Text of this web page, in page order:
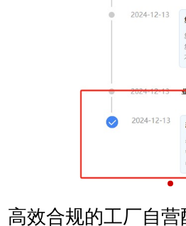
高效合规的工厂自